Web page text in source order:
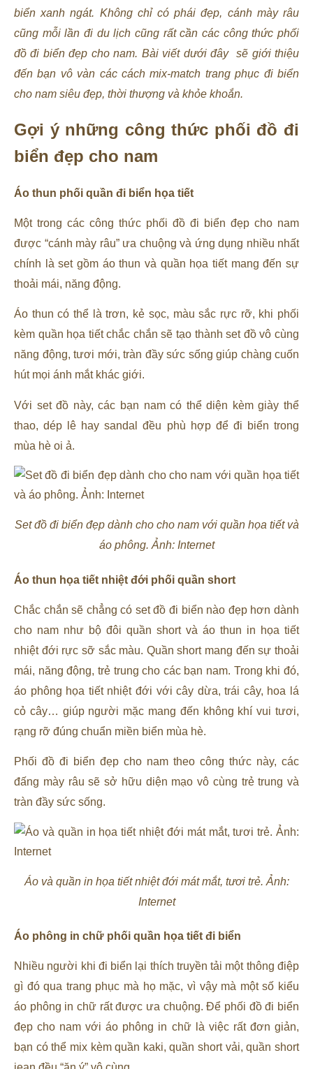
biển xanh ngát. Không chỉ có phái đẹp, cánh mày râu
cũng mỗi lần đi du lịch cũng rất cần các công thức phối
đồ đi biển đẹp cho nam. Bài viết dưới đây sẽ giới thiệu
đến bạn vô vàn các cách mix-match trang phục đi biển
cho nam siêu đẹp, thời thượng và khỏe khoắn.
Gợi ý những công thức phối đồ đi
biển đẹp cho nam
Áo thun phối quần đi biển họa tiết
Một trong các công thức phối đồ đi biển đẹp cho nam
được “cánh mày râu” ưa chuộng và ứng dụng nhiều nhất
chính là set gồm áo thun và quần họa tiết mang đến sự
thoải mái, năng động.
Áo thun có thể là trơn, kẻ sọc, màu sắc rực rỡ, khi phối
kèm quần họa tiết chắc chắn sẽ tạo thành set đồ vô cùng
năng động, tươi mới, tràn đầy sức sống giúp chàng cuốn
hút mọi ánh mắt khác giới.
Với set đồ này, các bạn nam có thể diện kèm giày thể
thao, dép lê hay sandal đều phù hợp để đi biển trong
mùa hè oi ả.
Set đồ đi biển đẹp dành cho cho nam với quần họa tiết và
áo phông. Ảnh: Internet
Áo thun họa tiết nhiệt đới phối quần short
Chắc chắn sẽ chẳng có set đồ đi biển nào đẹp hơn dành
cho nam như bộ đôi quần short và áo thun in họa tiết
nhiệt đới rực sỡ sắc màu. Quần short mang đến sự thoải
mái, năng động, trẻ trung cho các bạn nam. Trong khi đó,
áo phông họa tiết nhiệt đới với cây dừa, trái cây, hoa lá
cỏ cây… giúp người mặc mang đến không khí vui tươi,
rạng rỡ đúng chuẩn miền biển mùa hè.
Phối đồ đi biển đẹp cho nam theo công thức này, các
đấng mày râu sẽ sở hữu diện mạo vô cùng trẻ trung và
tràn đầy sức sống.
Áo và quần in họa tiết nhiệt đới mát mắt, tươi trẻ. Ảnh:
Internet
Áo phông in chữ phối quần họa tiết đi biển
Nhiều người khi đi biển lại thích truyền tải một thông điệp
gì đó qua trang phục mà họ mặc, vì vậy mà một số kiểu
áo phông in chữ rất được ưa chuộng. Để phối đồ đi biển
đẹp cho nam với áo phông in chữ là việc rất đơn giản,
bạn có thể mix kèm quần kaki, quần short vải, quần short